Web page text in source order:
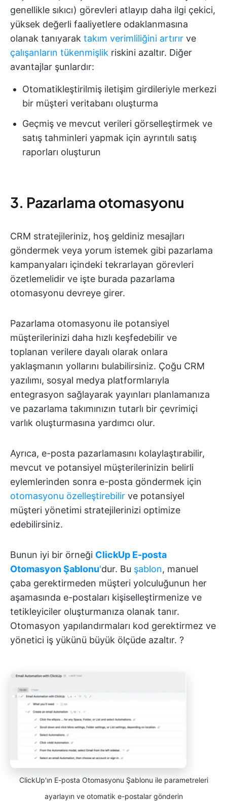
genellikle sıkıcı) görevleri atlayıp daha ilgi çekici,
yüksek değerli faaliyetlere odaklanmasına
olanak tanıyarak takım verimliliğini artırır ve
çalışanların tükenmişlik riskini azaltır. Diğer
avantajlar şunlardır:
Otomatikleştirilmiş iletişim girdileriyle merkezi
bir müşteri veritabanı oluşturma
Geçmiş ve mevcut verileri görselleştirmek ve
satış tahminleri yapmak için ayrıntılı satış
raporları oluşturun
3. Pazarlama otomasyonu
CRM stratejileriniz, hoş geldiniz mesajları
göndermek veya yorum istemek gibi pazarlama
kampanyaları içindeki tekrarlayan görevleri
özetlemelidir ve işte burada pazarlama
otomasyonu devreye girer.
Pazarlama otomasyonu ile potansiyel
müşterilerinizi daha hızlı keşfedebilir ve
toplanan verilere dayalı olarak onlara
yaklaşmanın yollarını bulabilirsiniz. Çoğu CRM
yazılımı, sosyal medya platformlarıyla
entegrasyon sağlayarak yayınları planlamanıza
ve pazarlama takımınızın tutarlı bir çevrimiçi
varlık oluşturmasına yardımcı olur.
Ayrıca, e-posta pazarlamasını kolaylaştırabilir,
mevcut ve potansiyel müşterilerinizin belirli
eylemlerinden sonra e-posta göndermek için
otomasyonu özelleştirebilir ve potansiyel
müşteri yönetimi stratejilerinizi optimize
edebilirsiniz.
Bunun iyi bir örneği ClickUp E-posta
Otomasyon Şablonu'dur. Bu şablon, manuel
çaba gerektirmeden müşteri yolculuğunun her
aşamasında e-postaları kişiselleştirmenize ve
tetikleyiciler oluşturmanıza olanak tanır.
Otomasyon yapılandırmaları kod gerektirmez ve
yönetici iş yükünü büyük ölçüde azaltır. ?
ClickUp'ın E-posta Otomasyonu Şablonu ile parametreleri
ayarlayın ve otomatik e-postalar gönderin